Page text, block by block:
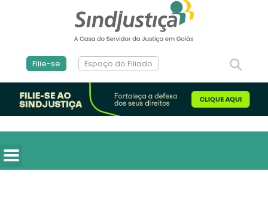
Filie-se Espaço do Filiado